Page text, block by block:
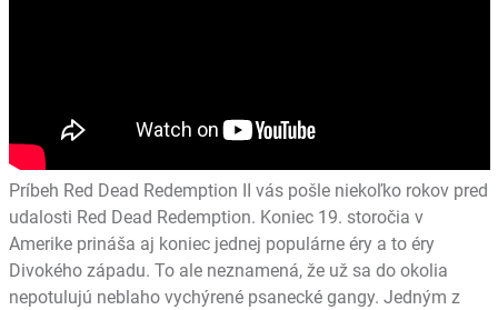
Príbeh Red Dead Redemption II vás pošle niekoľko rokov pred
udalosti Red Dead Redemption. Koniec 19. storočia v
Amerike prináša aj koniec jednej populárne éry a to éry
Divokého západu. To ale neznamená, že už sa do okolia
nepotulujú neblaho vychýrené psanecké gangy. Jedným z